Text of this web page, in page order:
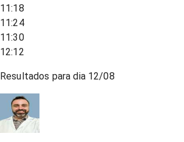
11:18
11:24
11:30
12:12
Resultados para dia 12/08